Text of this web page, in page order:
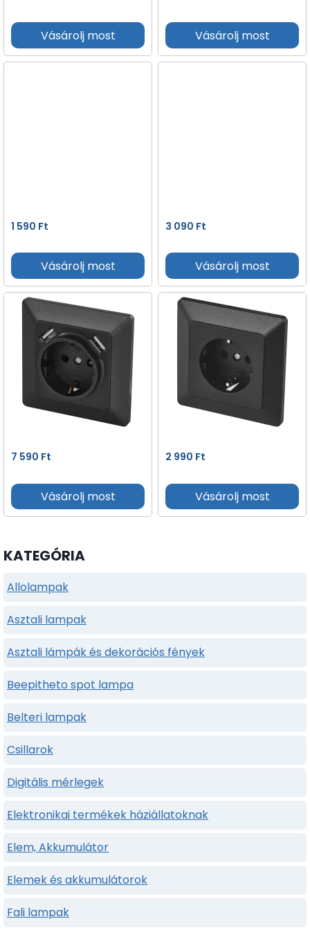
Vásárolj most Vásárolj most
1 590 Ft
Vásárolj most
3 090 Ft
Vásárolj most
7 590 Ft
Vásárolj most
2 990 Ft
Vásárolj most
KATEGÓRIA
Allolampak
Asztali lampak
Asztali lámpák és dekorációs fények
Beepitheto spot lampa
Belteri lampak
Csillarok
Digitális mérlegek
Elektronikai termékek háziállatoknak
Elem, Akkumulátor
Elemek és akkumulátorok
Fali lampak